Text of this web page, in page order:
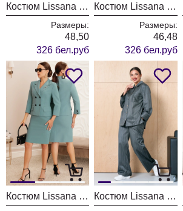
Костюм Lissana 5039
Размеры:
48,50
326 бел.руб
Костюм Lissana 5038
Размеры:
46,48
326 бел.руб
Костюм Lissana 5036 морская глубина Костюм Lissana 5013